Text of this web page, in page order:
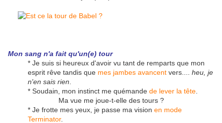
Mon sang n'a fait qu'un(e) tour
* Je suis si heureux d'avoir vu tant de remparts que mon
esprit rêve tandis que mes jambes avancent vers.... heu, je
n'en sais rien
* Soudain, mon instinct me quémande de lever la tête
Ma vue me joue-t-elle des tours ?
* Je frotte mes yeux, je passe ma vision en mode
Terminator.